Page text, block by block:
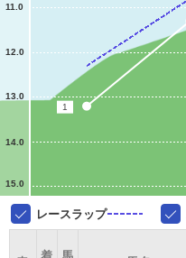
11.0
12.0
13.0
14.0
15.0
1
レースラップ